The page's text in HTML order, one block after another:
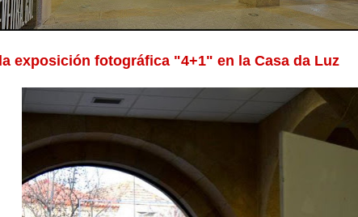
exposición fotográfica "4+1" en la Casa da Luz